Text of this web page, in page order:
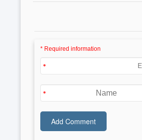
* Required information